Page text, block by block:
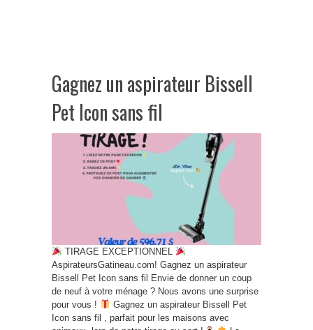
Gagnez un aspirateur Bissell
Pet Icon sans fil
TIRAGE EXCEPTIONNEL
AspirateursGatineau.com! Gagnez un aspirateur
Bissell Pet Icon sans fil Envie de donner un coup
de neuf à votre ménage ? Nous avons une surprise
pour vous !
Gagnez un aspirateur Bissell Pet
Icon sans fil , parfait pour les maisons avec